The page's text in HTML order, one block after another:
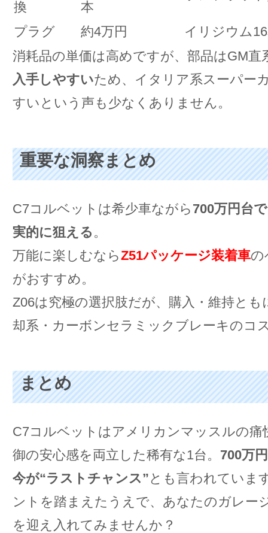
換 本
プラグ 約4万円
イリジウム
消耗品の単価は高めですが、部品はGM直
入手しやすいため、イタリア系スーパー
すいという声も少なくありません。
重要な洞察まとめ
C7コルベットは希少車ながら 700万円台
実的に狙える 。
万能に楽しむならZ51パッケージ装着車の
がおすすめ。
Z06は究極の選択肢だが、購入・維持とも
却系・カーボンセラミックブレーキのコ
まとめ
C7コルベットはアメリカンマッスルの痛
御の安心感を両立した稀有な1台。 700万
今が“ラストチャンス”とも言われていま
ントを踏まえたうえで、あなたのガレー
を迎え入れてみませんか？